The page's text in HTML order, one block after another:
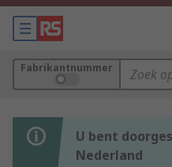
Fabrikantnummer
U bent
Nederland